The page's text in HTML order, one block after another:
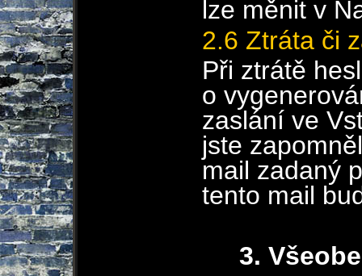
lze měnit v
2.6 Ztráta či
Při ztrátě
o
zaslání ve
jste
mail zadaný
tento mail
3.